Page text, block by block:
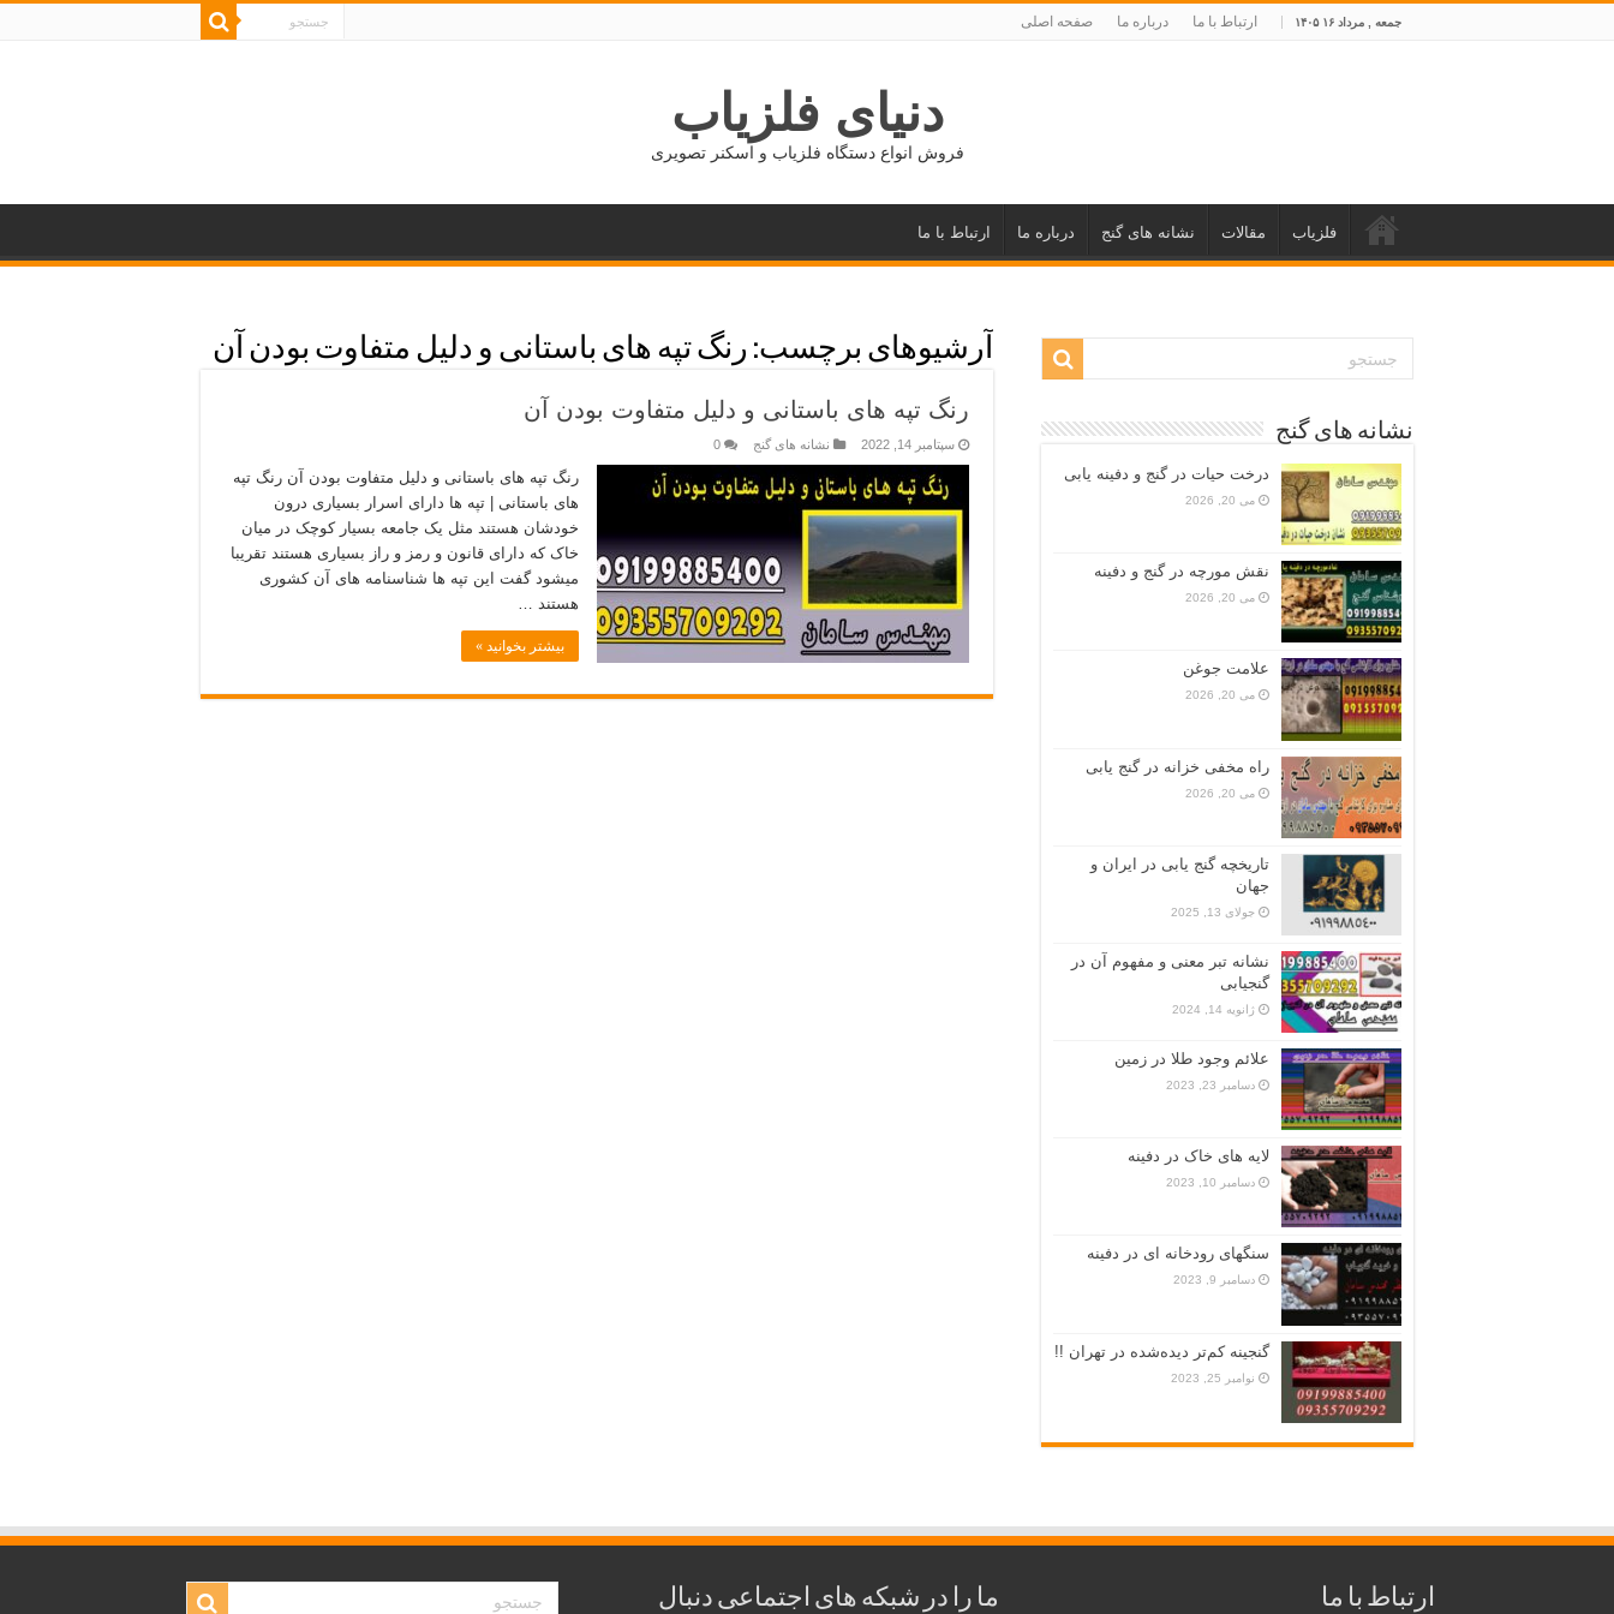
جمعه , مرداد ۱۶ ۱۴۰۵ ارتباط با ما درباره ما صفحه اصلی
دنیای فلزیاب
فروش انواع دستگاه فلزیاب و اسکنر تصویری
فلزیاب مقالات نشانه های گنج درباره ما ارتباط با ما
آرشیوهای برچسب: رنگ تپه های باستانی و دلیل متفاوت بودن آن
رنگ تپه های باستانی و دلیل متفاوت بودن آن
سپتامبر 14, 2022 نشانه های گنج 0
رنگ تپه های باستانی و دلیل متفاوت بودن آن رنگ تپه
های باستانی | تپه ها دارای اسرار بسیاری درون
خودشان هستند مثل یک جامعه بسیار کوچک در میان
خاک که دارای قانون و رمز و راز بسیاری هستند تقریبا
میشود گفت این تپه ها شناسنامه های آن کشوری
هستند …
بیشتر بخوانید »
نشانه های گنج
درخت حیات در گنج و دفینه یابی
می 20, 2026
نقش مورچه در گنج و دفینه
می 20, 2026
علامت جوغن
می 20, 2026
راه مخفی خزانه در گنج یابی
می 20, 2026
تاریخچه گنج‌ یابی در ایران و
جهان
جولای 13, 2025
نشانه تبر معنی و مفهوم آن در
گنجیابی
ژانویه 14, 2024
علائم وجود طلا در زمین
دسامبر 23, 2023
لایه های خاک در دفینه
دسامبر 10, 2023
سنگهای رودخانه ای در دفینه
دسامبر 9, 2023
گنجینه کم‌تر دیده‌شده در تهران !!
نوامبر 25, 2023
ارتباط با ما ما را در شبکه های اجتماعی دنبال